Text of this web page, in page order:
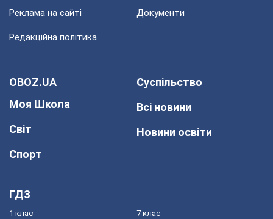
Реклама на сайті Документи
Редакційна політика
OBOZ.UA
Моя Школа
Світ
Спорт
Суспільство
Всі новини
Новини освіти
ГДЗ
1 клас 7 клас